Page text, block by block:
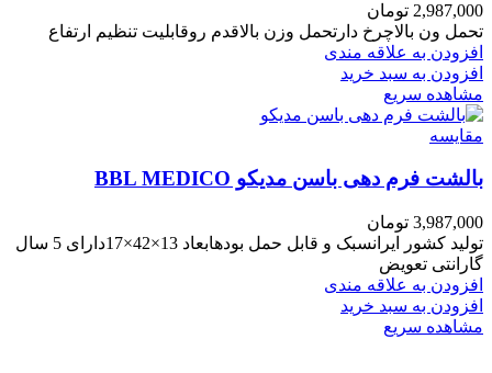
2,987,000 تومان
تحمل ون بالاچرخ دارتحمل وزن بالاقدم روقابلیت تنظیم ارتفاع
افزودن به علاقه مندی
افزودن به سبد خرید
مشاهده سریع
مقایسه
بالشت فرم دهی باسن مدیکو BBL MEDICO
3,987,000 تومان
تولید کشور ایرانسبک و قابل حمل بودهابعاد 13×42×17دارای 5 سال
گارانتی تعویض
افزودن به علاقه مندی
افزودن به سبد خرید
مشاهده سریع